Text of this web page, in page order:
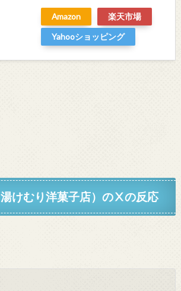
Amazon
楽天市場
Yahooショッピング
けむり洋菓子店）のⅩの反応